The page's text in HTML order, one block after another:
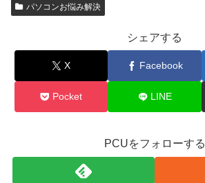
パソコンお悩み解決
シェアする
X Facebook
Pocket LINE
PCUをフォローする